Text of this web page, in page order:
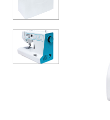
В'ЯЗАЛЬНІ
АКСЕСУАРИ
Акційні